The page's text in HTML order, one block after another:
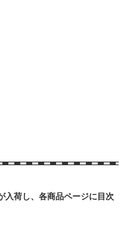
入荷し、各商品ページに目次